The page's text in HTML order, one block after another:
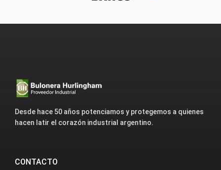
Desde hace 50 años potenciamos y protegemos a quienes
hacen latir el corazón industrial argentino.
CONTACTO